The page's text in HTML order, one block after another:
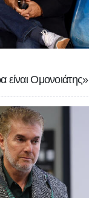
Ομονοιάτης»